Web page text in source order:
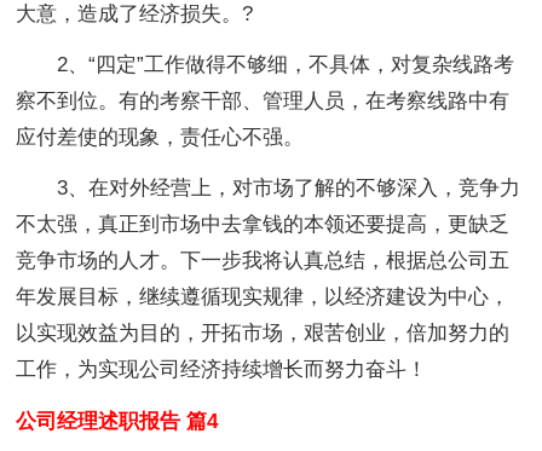
大意，造成了经济损失。?
2、“四定”工作做得不够细，不具体，对复杂线路考
察不到位。有的考察干部、管理人员，在考察线路中有
应付差使的现象，责任心不强。
3、在对外经营上，对市场了解的不够深入，竞争力
不太强，真正到市场中去拿钱的本领还要提高，更缺乏
竞争市场的人才。下一步我将认真总结，根据总公司五
年发展目标，继续遵循现实规律，以经济建设为中心，
以实现效益为目的，开拓市场，艰苦创业，倍加努力的
工作，为实现公司经济持续增长而努力奋斗！
公司经理述职报告 篇4